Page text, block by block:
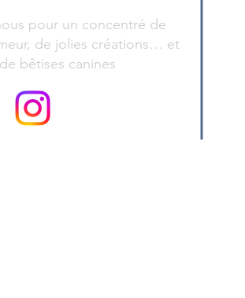
pour un concentré de
de jolies créations… et
de bêtises canines